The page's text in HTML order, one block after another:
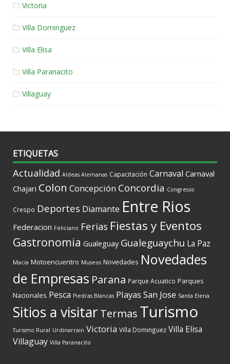
Victoria
Villa Dominguez
Villa Elisa
Villa Paranacito
Villaguay
ETIQUETAS
Actualidad Aldeas Alemanas Capacitación Carnaval Carnaval
Chajari Colon Concepción Concordia Congresos
Crespo Deportes Diamante Entre Rios
Federacion Feliciano Ferias Fiestas y Eventos
Gastronomia Gualeguay Gualeguaychu La Paz
Macia Motoencuentro Museos Novedades Novedades
de Empresas Parana Parque Acuatico Parques
Nacionales Pesca Piedras Blancas Playas San Jose Santa Elena
Sitios a visitarTermas Turismo
Turismo Rural Urdinarrain Victoria Villa Dominguez Villa Elisa
Villaguay Villa Paranacito